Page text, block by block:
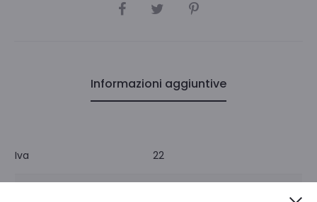
CONDIVIDI
Informazioni aggiuntive
Iva 22